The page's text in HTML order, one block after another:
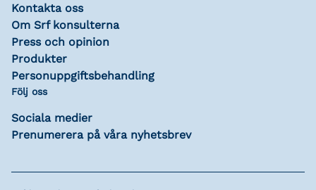
Kontakta oss
Om Srf konsulterna
Press och opinion
Produkter
Personuppgiftsbehandling
Följ oss
Sociala medier
Prenumerera på våra nyhetsbrev